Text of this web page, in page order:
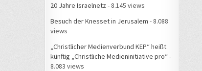
20 Jahre Israelnetz - 8.145 views
Besuch der Knesset in Jerusalem - 8.088
views
„Christlicher Medienverbund KEP“ heißt
künftig „Christliche Medieninitiative pro“ -
8.083 views